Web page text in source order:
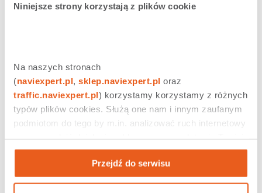
Niniejsze strony korzystają z plików cookie
Na naszych stronach
(naviexpert.pl sklep.naviexpert.pl
traffic.naviexpert.pl) korzystamy korzystamy z różnych
typów plików cookies. Służą one nam i innym zaufanym
podmiotom do tego by m.in. analizować ruch internetowy
aktywności na naszych stronach internetowych. Więcej
informacji znajdziesz w naszej polityce prywatności
Przejdź do serwisu
Do czego służy i jak włączyć ekran HUD?